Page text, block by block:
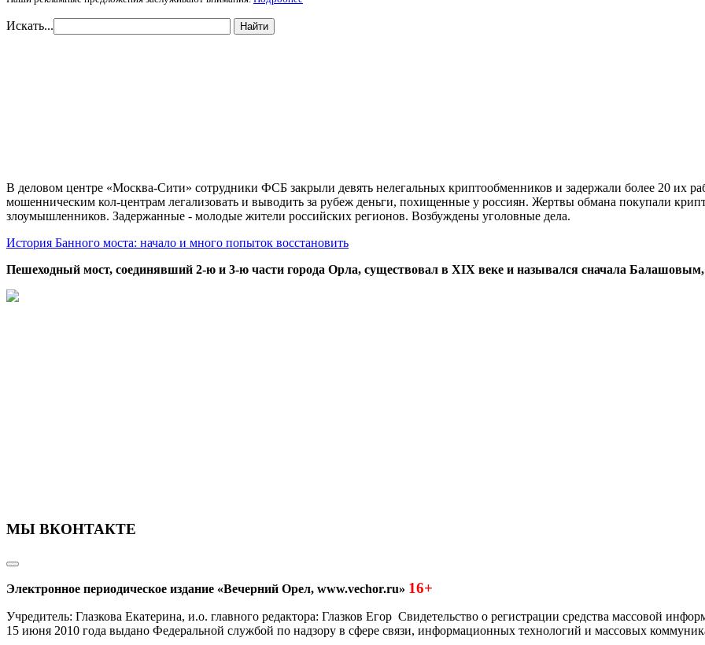
Искать... Найти
В деловом центре «Москва-Сити» сотрудники ФСБ закрыли девять нелегальных криптообменников и задержали более 20 их
мошенническим кол-центрам легализовать и выводить за рубеж деньги, похищенные у россиян. Жертвы обмана покупали
злоумышленников. Задержанные - молодые жители российских регионов. Возбуждены уголовные дела.
История Банного моста: начало и много попыток восстановить
Пешеходный мост, соединявший 2-ю и 3-ю части города Орла, существовал в XIX веке и назывался сначала
МЫ ВКОНТАКТЕ
Электронное периодическое издание «Вечерний Орел, www.vechor.ru» 16+
Учредитель: Глазкова Екатерина, и.о. главного редактора: Глазков Егор Свидетельство о регистрации средства массовой
15 июня 2010 года выдано Федеральной службой по надзору в сфере связи, информационных технологий и массовых